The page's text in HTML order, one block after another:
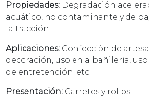
Propiedades: Degradación
acuático, no contaminante y de
la tracción.
Aplicaciones: Confección de
decoración, uso en albañilería,
de entretención, etc.
Presentación: Carretes y rollos.